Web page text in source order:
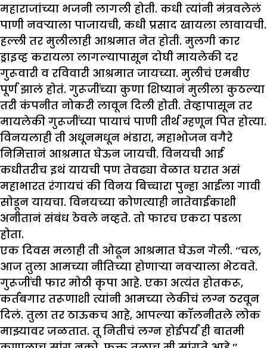
महाराजांच्या भजनी लागली होती. कधी त्यांनी मंत्रवलेलं
पाणी नवऱ्याला पाजायची, कधी प्रसाद खायला लावायची.
हल्ली तर मुलीलाही आश्रमात नेत होती. मुलगी कार
ड्राइव्ह करायला लागल्यापासून दोघी मायलेकी दर
गुरूवारी व रविवारी आश्रमात जायच्या. मुलीचं एमबीए
पूर्ण झालं होतं. गुरूजींच्या कुणा शिष्यानं मुलीला कुठल्या
तरी कंपनीत नोकरी लावून दिली होती. तेव्हापासून तर
मायलेकी गुरूजींच्या पायाचं पाणी तीर्थ म्हणून पित होत्या.
विनयलाही ती अधूनमधून भंडारा, महाभोजन वगैरे
निमित्तानं आश्रमात घेऊन जायची. विनयची आई
कधीतरीच इथं यायची पण तेवढ्या वेळात घरात असं
महाभारत रंगायचं की विनय बिच्चारा पुन्हा आईला गावी
सोडून यायचा. विनयच्या कोणत्याही नातेवाईकाशी
अनीतानं संबंध ठेवले नव्हते. तो फारच एकटा पडला
होता.
एक दिवस मलाही ती ओढून आश्रमात घेऊन गेली. ‘‘चल,
आज तुला आमच्या नीतिच्या होणाऱ्या नवऱ्याला भेटवते.
गुरूजींची फार मोठी कृपा आहे. एका अत्यंत होतकरू,
कर्तबगार तरूणाशी त्यांनी आमच्या लेकीचं लग्न ठरवून
दिलं. तुला तर ठाऊकच आहे, आपल्या कॉलनीतले लोक
माझ्यावर जळतात. तू नितीचं लग्न होईपर्यं ही बातमी